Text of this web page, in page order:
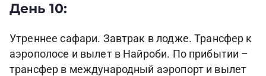
День 10:
Утреннее сафари. Завтрак в лодже. Трансфер к
аэрополосе и вылет в Найроби. По прибытии –
трансфер в международный аэропорт и вылет